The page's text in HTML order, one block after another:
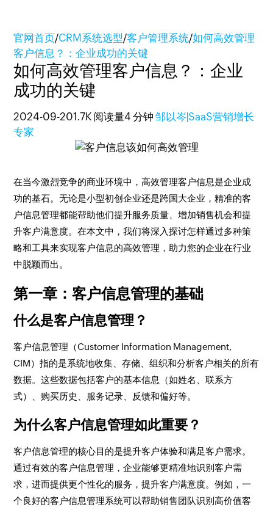
官网首页/CRM系统选型/客户管理系统/如何高效管理
客户信息？：企业成功的关键
如何高效管理客户信息？：企业
成功的关键
2024-09-201.7K 阅读量4 分钟 邹以岑|SaaS营销增长
专家
在当今激烈竞争的商业环境中，高效管理客户信息是企业成
功的基石。无论是小型初创企业还是跨国大企业，精准的客
户信息管理都能帮助他们提升服务质量、增加销售机会和提
升客户满意度。在本文中，我们将深入探讨怎样通过多种策
略和工具来实现客户信息的高效管理，助力您的企业在行业
中脱颖而出。
第一章：客户信息管理的基础
什么是客户信息管理？
客户信息管理（Customer Information Management,
CIM）指的是系统地收集、存储、组织和分析客户相关的所有
数据。这些数据包括客户的基本信息（如姓名、联系方
式）、购买历史、服务记录、反馈和偏好等。
为什么客户信息管理如此重要？
客户信息管理的核心目的是提升客户体验和满足客户需求。
通过有效的客户信息管理，企业能够更精准地识别客户需
求，进而提供更个性化的服务，提升客户满意度。例如，一
个良好的客户信息管理系统可以帮助销售团队识别高价值客